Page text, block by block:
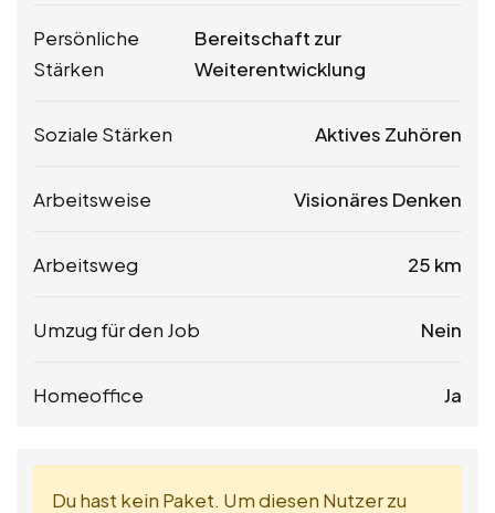
Persönliche
Stärken
Bereitschaft zur
Weiterentwicklung
Soziale Stärken Aktives Zuhören
Arbeitsweise Visionäres Denken
Arbeitsweg 25 km
Umzug für den Job Nein
Homeoffice Ja
Du hast kein Paket. Um diesen Nutzer zu